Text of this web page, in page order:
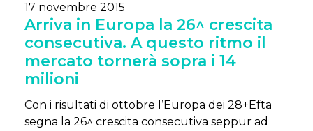
17 novembre 2015
Arriva in Europa la 26^ crescita
consecutiva. A questo ritmo il
mercato tornerà sopra i 14
milioni
Con i risultati di ottobre l’Europa dei 28+Efta
segna la 26^ crescita consecutiva seppur ad